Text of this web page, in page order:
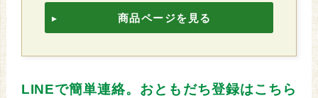
商品ページを見る
LINEで簡単連絡。おともだち登録はこちら